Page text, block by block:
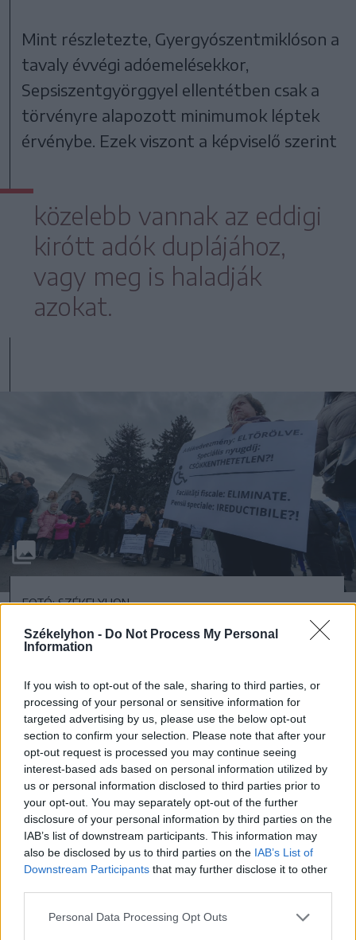
Székelyhon - Do Not Process My Personal
Information
If you wish to opt-out of the sale, sharing to third parties, or
processing of your personal or sensitive information for
targeted advertising by us, please use the below opt-out
section to confirm your selection. Please note that after your
opt-out request is processed you may continue seeing
interest-based ads based on personal information utilized by
us or personal information disclosed to third parties prior to
your opt-out. You may separately opt-out of the further
disclosure of your personal information by third parties on the
IAB’s list of downstream participants. This information may
also be disclosed by us to third parties on the IAB’s List of
Downstream Participants that may further disclose it to other
Personal Data Processing Opt Outs
Mint részletezte, Gyergyószentmiklóson a
tavaly évvégi adóemelésekkor,
Sepsiszentgyörggyel ellentétben csak a
törvényre alapozott minimumok léptek
érvénybe. Ezek viszont a képviselő szerint
közelebb vannak az eddigi
kirótt adók duplájához,
vagy meg is haladják
azokat.
FOTÓ: SZÉKELYHON
Szerinte határozottan kijelenthető, hogy
évtizedek óta tartó, országon belüli
politikai ámokfutás következményeit az
egyre nehezebben élő, lassan túlélő
emberekkel fizettetik meg.
Elegünk van abból, hogy
minden válságra, minden
kormányzati kudarcra
ugyanaz a válasz: fizessen az